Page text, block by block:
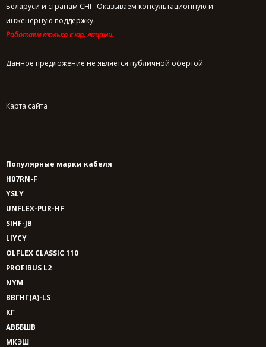
Беларуси и странам СНГ. Оказываем консультационную и
инженерную поддержку.
Работаем только с юр. лицами.
Данное предложение не является публичной офертой
Карта сайта
Популярные марки кабеля
H07RN-F
YSLY
UNFLEX-PUR-HF
SIHF-JB
LIYCY
OLFLEX CLASSIC 110
PROFIBUS L2
NYM
ВВГНГ(A)-LS
КГ
АВББШВ
МКЭШ